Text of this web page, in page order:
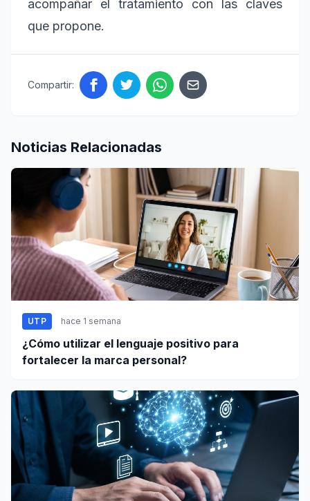
acompañar el tratamiento con las claves
que propone.
Compartir:
Noticias Relacionadas
UTP hace 1 semana
¿Cómo utilizar el lenguaje positivo para
fortalecer la marca personal?